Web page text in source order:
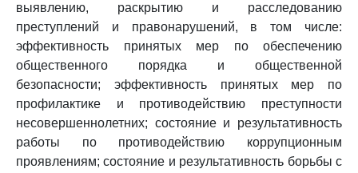
выявлению, раскрытию и расследованию
преступлений и правонарушений, в том числе:
эффективность принятых мер по обеспечению
общественного порядка и общественной
безопасности; эффективность принятых мер по
профилактике и противодействию преступности
несовершеннолетних; состояние и результативность
работы по противодействию коррупционным
проявлениям; состояние и результативность борьбы с